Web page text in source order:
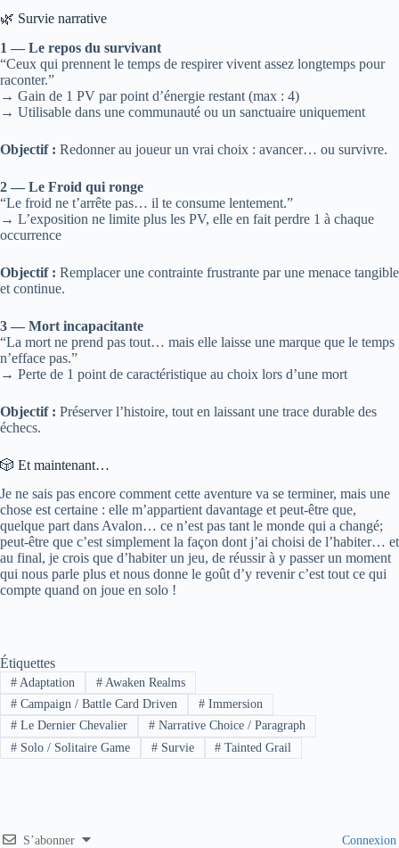
🌿 Survie narrative
1 — Le repos du survivant
“Ceux qui prennent le temps de respirer vivent assez longtemps pour
raconter.”
→ Gain de 1 PV par point d’énergie restant (max : 4)
→ Utilisable dans une communauté ou un sanctuaire uniquement
Objectif : Redonner au joueur un vrai choix : avancer… ou survivre.
2 — Le Froid qui ronge
“Le froid ne t’arrête pas… il te consume lentement.”
→ L’exposition ne limite plus les PV, elle en fait perdre 1 à chaque
occurrence
Objectif : Remplacer une contrainte frustrante par une menace tangible
et continue.
3 — Mort incapacitante
“La mort ne prend pas tout… mais elle laisse une marque que le temps
n’efface pas.”
→ Perte de 1 point de caractéristique au choix lors d’une mort
Objectif : Préserver l’histoire, tout en laissant une trace durable des
échecs.
🎲 Et maintenant…
Je ne sais pas encore comment cette aventure va se terminer, mais une
chose est certaine : elle m’appartient davantage et peut-être que,
quelque part dans Avalon… ce n’est pas tant le monde qui a changé;
peut-être que c’est simplement la façon dont j’ai choisi de l’habiter… et
au final, je crois que d’habiter un jeu, de réussir à y passer un moment
qui nous parle plus et nous donne le goût d’y revenir c’est tout ce qui
compte quand on joue en solo !
Étiquettes
#Adaptation #Awaken Realms
#Campaign / Battle Card Driven #Immersion
#Le Dernier Chevalier #Narrative Choice / Paragraph
#Solo / Solitaire Game #Survie # Tainted Grail
S’abonner Connexion